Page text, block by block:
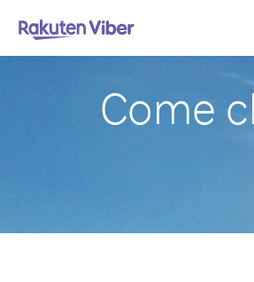
Come